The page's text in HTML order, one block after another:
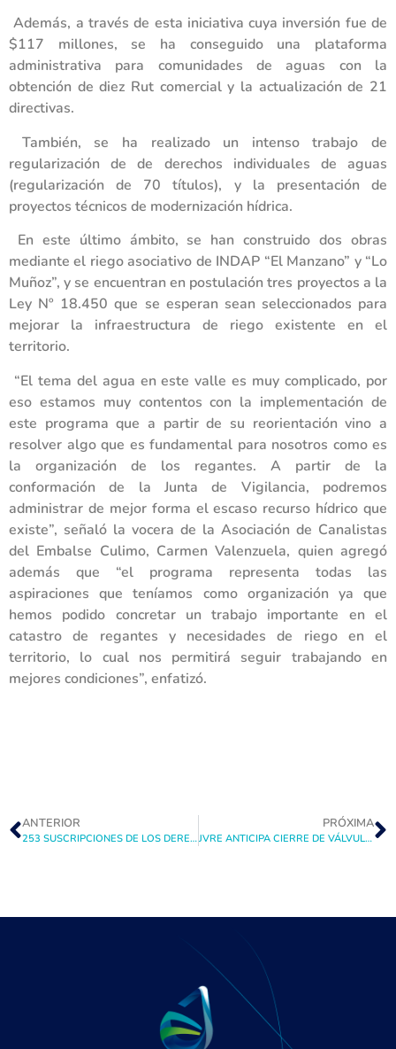
Además, a través de esta iniciativa cuya inversión fue de
$117 millones, se ha conseguido una plataforma
administrativa para comunidades de aguas con la
obtención de diez Rut comercial y la actualización de 21
directivas.
También, se ha realizado un intenso trabajo de
regularización de de derechos individuales de aguas
(regularización de 70 títulos), y la presentación de
proyectos técnicos de modernización hídrica.
En este último ámbito, se han construido dos obras
mediante el riego asociativo de INDAP “El Manzano” y “Lo
Muñoz”, y se encuentran en postulación tres proyectos a la
Ley Nº 18.450 que se esperan sean seleccionados para
mejorar la infraestructura de riego existente en el
territorio.
“El tema del agua en este valle es muy complicado, por
eso estamos muy contentos con la implementación de
este programa que a partir de su reorientación vino a
resolver algo que es fundamental para nosotros como es
la organización de los regantes. A partir de la
conformación de la Junta de Vigilancia, podremos
administrar de mejor forma el escaso recurso hídrico que
existe”, señaló la vocera de la Asociación de Canalistas
del Embalse Culimo, Carmen Valenzuela, quien agregó
además que “el programa representa todas las
aspiraciones que teníamos como organización ya que
hemos podido concretar un trabajo importante en el
catastro de regantes y necesidades de riego en el
territorio, lo cual nos permitirá seguir trabajando en
mejores condiciones”, enfatizó.
ANTERIOR
253 SUSCRIPCIONES DE LOS DERECHOS EVENTUALES DEL EMBALSE PUCLARO SE HAN REALIZADO DESDE OCTUBRE DE 2009 A LA ACTUALIDAD
PRÓXIMA
JVRE ANTICIPA CIERRE DE VÁLVULA DE LA LAGUNA POR EFECTOS DE LA SEQUIA